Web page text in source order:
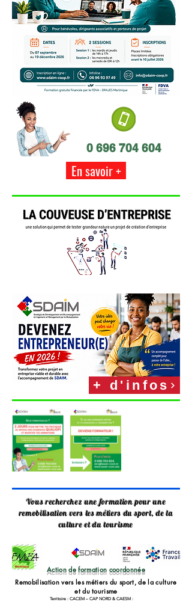
0 696 704 604
En savoir +
+ d'infos
Vous recherchez une formation pour une
remobilisation vers les métiers du sport, de la
culture et du tourisme
Action de formation coordonnée
Remobilisation vers les métiers du sport, de la culture
et du tourisme
Territoire : CACEM – CAP NORD & CAESM :